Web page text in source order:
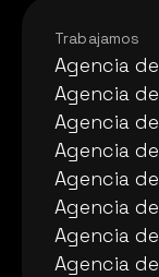
Trabajamos
Agencia
Agencia
Agencia
Agencia
Agencia
Agencia
Agencia
Agencia
Agencia
Agencia
Agencia
Agencia
Agencia
Agencia
Agencia